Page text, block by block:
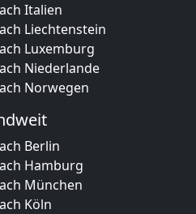
Italien
Liechtenstein
Luxemburg
Niederlande
Norwegen
Berlin
Hamburg
München
Köln